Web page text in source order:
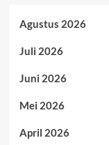
Agustus 2026
Juli 2026
Juni 2026
Mei 2026
April 2026